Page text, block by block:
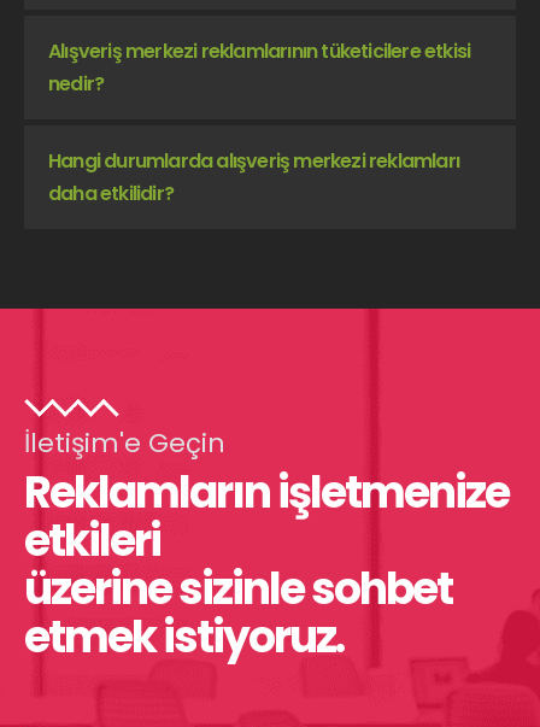
Alışveriş merkezi reklamlarının tüketicilere etkisi
nedir?
Hangi durumlarda alışveriş merkezi reklamları
daha etkilidir?
İletişim'e Geçin
Reklamların işletmenize
etkileri
üzerine sizinle sohbet
etmek istiyoruz.